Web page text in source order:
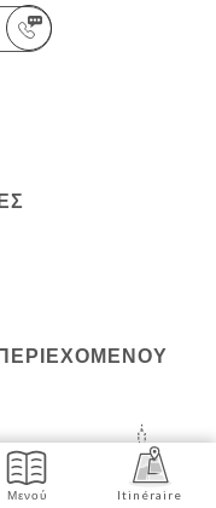
ΜΕ
Μενού Itinéraire